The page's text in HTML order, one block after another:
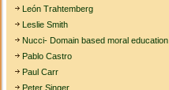
León Trahtemberg
Leslie Smith
Nucci- Domain based moral education
Pablo Castro
Paul Carr
Peter Singer